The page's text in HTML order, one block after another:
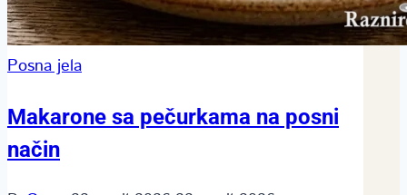
Posna jela
Makarone sa pečurkama na posni
način